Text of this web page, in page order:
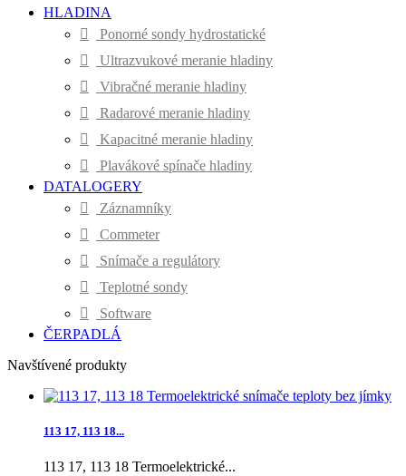
HLADINA
Ponorné sondy hydrostatické
Ultrazvukové meranie hladiny
Vibračné meranie hladiny
Radarové meranie hladiny
Kapacitné meranie hladiny
Plavákové spínače hladiny
DATALOGERY
Záznamníky
Commeter
Snímače a regulátory
Teplotné sondy
Software
ČERPADLÁ
Navštívené produkty
113 17, 113 18...
113 17, 113 18 Termoelektrické...